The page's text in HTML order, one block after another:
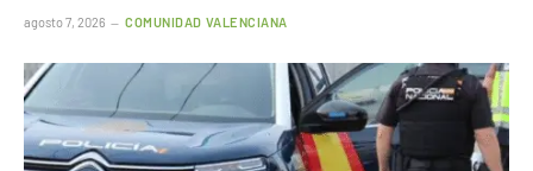
agosto 7, 2026 COMUNIDAD VALENCIANA